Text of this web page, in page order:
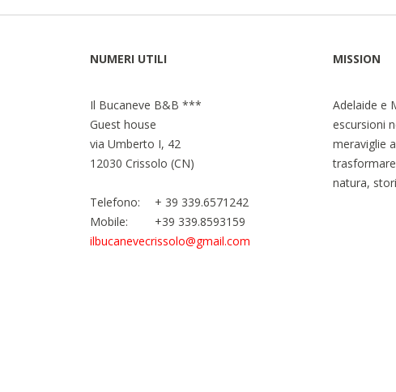
NUMERI UTILI
Il Bucaneve B&B ***
Guest house
via Umberto I, 42
12030 Crissolo (CN)
Telefono:
+ 39 339.6571242
Mobile:
+39 339.8593159
ilbucanevecrissolo@gmail.com
MISSION
Adelaide e
escursioni
meraviglie
natura,